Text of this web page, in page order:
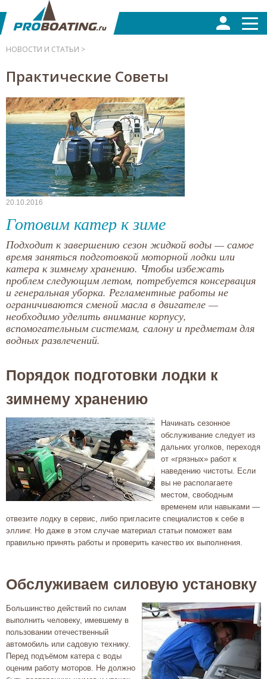
НОВОСТИ И СТАТЬИ >
Практические Советы
20.10.2016
Готовим катер к зиме
Подходит к завершению сезон жидкой воды — самое
время заняться подготовкой моторной лодки или
катера к зимнему хранению. Чтобы избежать
проблем следующим летом, потребуется консервация
и генеральная уборка. Регламентные работы не
ограничиваются сменой масла в двигателе —
необходимо уделить внимание корпусу,
вспомогательным системам, салону и предметам для
водных развлечений.
Порядок подготовки лодки к
зимнему хранению
Начинать сезонное
обслуживание следует из
дальних уголков, переходя
от «грязных» работ к
наведению чистоты. Если
вы не располагаете
местом, свободным
временем или навыками —
отвезите лодку в сервис, либо пригласите специалистов к себе в
эллинг. Но даже в этом случае материал статьи поможет вам
правильно принять работы и проверить качество их выполнения.
Обслуживаем силовую установку
Большинство действий по силам
выполнить человеку, имевшему в
пользовании отечественный
автомобиль или садовую технику.
Перед подъёмом катера с воды
оценим работу моторов. Не должно